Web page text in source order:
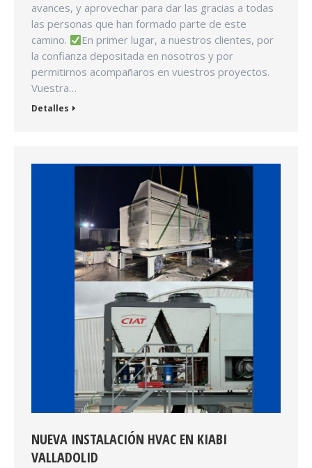
avances, y aprovechar para dar las gracias a todas
las personas que han formado parte de este
camino.
En primer lugar, a nuestros clientes, por
la confianza depositada en nosotros y por
permitirnos acompañaros en vuestros proyectos.
Vuestra…
Detalles
NUEVA INSTALACIÓN HVAC EN KIABI
VALLADOLID